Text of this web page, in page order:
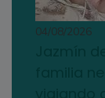
04/08/2026